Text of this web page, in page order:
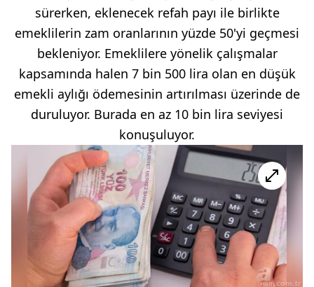
sürerken, eklenecek refah payı ile birlikte
emeklilerin zam oranlarının yüzde 50'yi geçmesi
bekleniyor. Emeklilere yönelik çalışmalar
kapsamında halen 7 bin 500 lira olan en düşük
emekli aylığı ödemesinin artırılması üzerinde de
duruluyor. Burada en az 10 bin lira seviyesi
konuşuluyor.